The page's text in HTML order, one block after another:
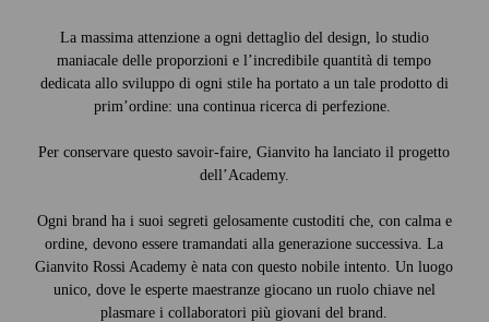
La massima attenzione a ogni dettaglio del design, lo studio
maniacale delle proporzioni e l’incredibile quantità di tempo
dedicata allo sviluppo di ogni stile ha portato a un tale prodotto di
prim’ordine: una continua ricerca di perfezione.
Per conservare questo savoir-faire, Gianvito ha lanciato il progetto
dell’Academy.
Ogni brand ha i suoi segreti gelosamente custoditi che, con calma e
ordine, devono essere tramandati alla generazione successiva. La
Gianvito Rossi Academy è nata con questo nobile intento. Un luogo
unico, dove le esperte maestranze giocano un ruolo chiave nel
plasmare i collaboratori più giovani del brand.